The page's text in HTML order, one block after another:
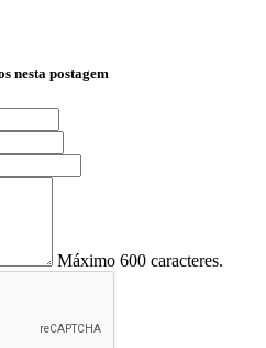
nesta postagem
Máximo 600 caracteres.